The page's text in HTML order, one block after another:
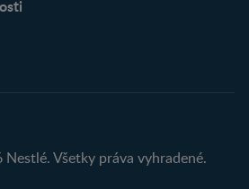
Všetky práva vyhradené.